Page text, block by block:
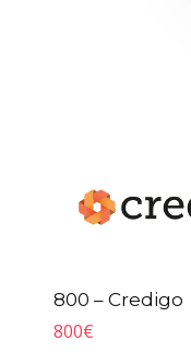
800 – Credigo
800€